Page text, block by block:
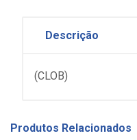
Descrição
(CLOB)
Produtos Relacionados